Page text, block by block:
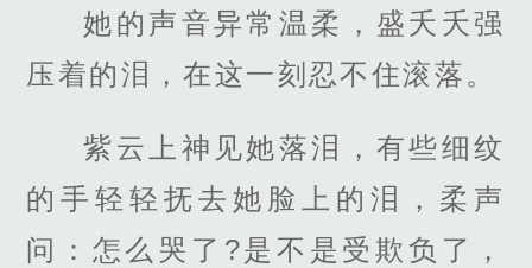
她的声音异常温柔，盛夭夭强
压着的泪，在这一刻忍不住滚落。
紫云上神见她落泪，有些细纹
的手轻轻抚去她脸上的泪，柔声
问：怎么哭了?是不是受欺负了，